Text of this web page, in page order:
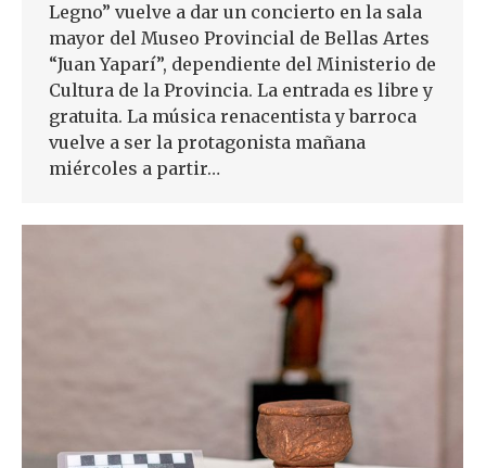
Legno” vuelve a dar un concierto en la sala
mayor del Museo Provincial de Bellas Artes
“Juan Yaparí”, dependiente del Ministerio de
Cultura de la Provincia. La entrada es libre y
gratuita. La música renacentista y barroca
vuelve a ser la protagonista mañana
miércoles a partir…